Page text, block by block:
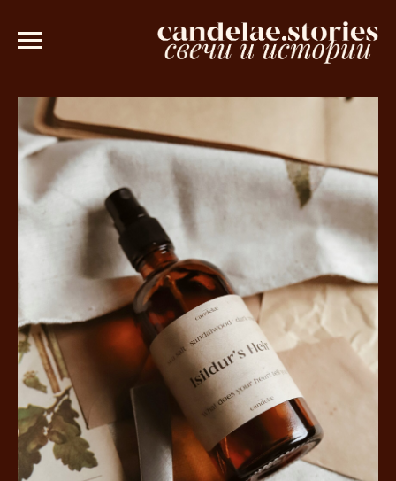
💫 Ароматическое саше в подарок